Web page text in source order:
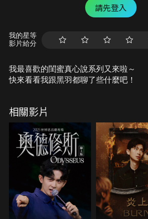
請先登入
我的星等
影片給分
我最喜歡的閨蜜真心說系列又來啦～
快來看看我跟黑羽都聊了些什麼吧！
相關影片